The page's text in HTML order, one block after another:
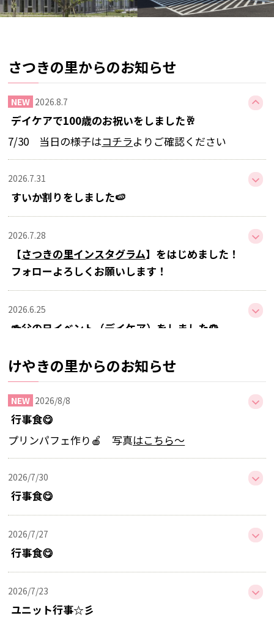
さつきの里からのお知らせ
2026.8.7
デイケアで100歳のお祝いをしました🥂
7/30 当日の様子はコチラよりご確認ください
2026.7.31
すいか割りをしました🍉
2026.7.28
【さつきの里インスタグラム】をはじめました！
フォローよろしくお願いします！
2026.6.25
🍻父の日イベント（デイケア）をしました🌹
2026.6.20
排泄介助の研修会を行いました
2026.6.16
外食でランチを楽しみました🍴
2026.5.20
💐母の日イベント（デイケア）をしました💐
2026.5.19
♪おやじってブラボ―合唱団 演奏会♪
2026.5.2
虐待防止の研修を行いました
けやきの里からのお知らせ
2026/8/8
行事食😋
プリンパフェ作り🍎 写真はこちら～
2026/7/30
行事食😋
2026/7/27
行事食😋
2026/7/23
ユニット行事☆彡